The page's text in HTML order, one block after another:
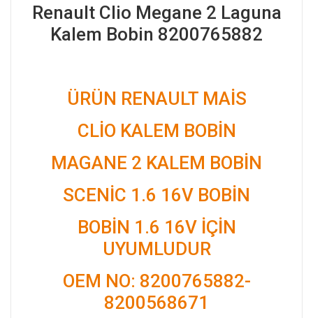
Renault Clio Megane 2 Laguna
Kalem Bobin 8200765882
ÜRÜN RENAULT MAİS
CLİO KALEM BOBİN
MAGANE 2 KALEM BOBİN
SCENİC 1.6 16V BOBİN
BOBİN 1.6 16V İÇİN
UYUMLUDUR
OEM NO: 8200765882-
8200568671